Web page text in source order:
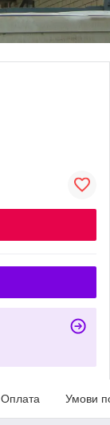
Оплата Умови